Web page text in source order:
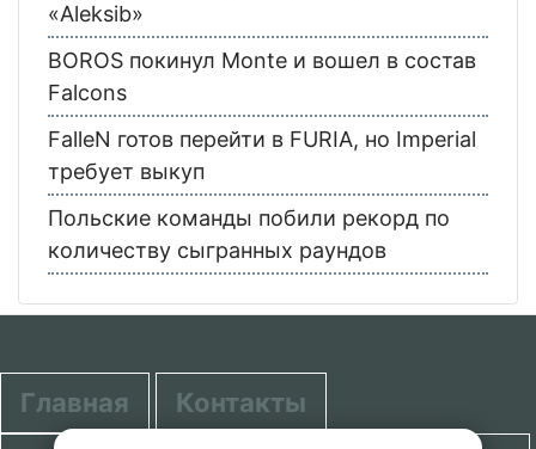
«Aleksib»
BOROS покинул Monte и вошел в состав
Falcons
FalleN готов перейти в FURIA, но Imperial
требует выкуп
Польские команды побили рекорд по
количеству сыгранных раундов
Главная
Контакты